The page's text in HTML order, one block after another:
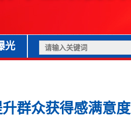
光
群众获得感满意度